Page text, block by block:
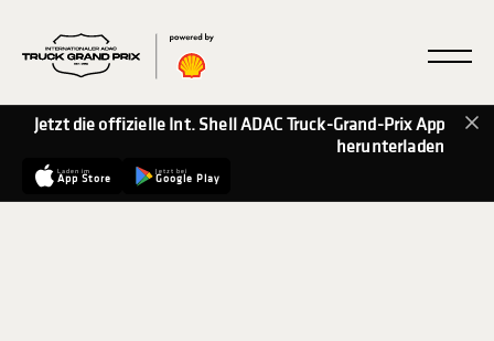
Jetzt die offizielle Int. Shell ADAC Truck-Grand-Prix App
herunterladen
Laden im
App Store
Jetzt bei
Google Play